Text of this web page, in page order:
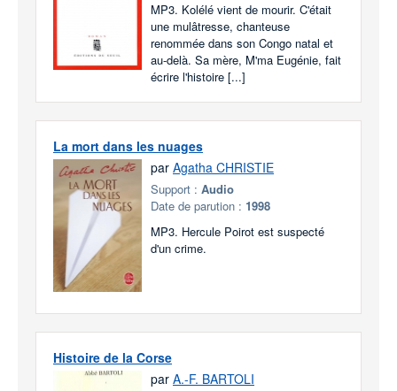
MP3. Kolélé vient de mourir. C'était
une mulâtresse, chanteuse
renommée dans son Congo natal et
au-delà. Sa mère, M'ma Eugénie, fait
écrire l'histoire [...]
La mort dans les nuages
par Agatha CHRISTIE
Support : Audio
Date de parution : 1998
MP3. Hercule Poirot est suspecté
d'un crime.
Histoire de la Corse
par A.-F. BARTOLI